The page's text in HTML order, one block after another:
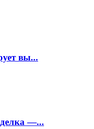
вы...
—...